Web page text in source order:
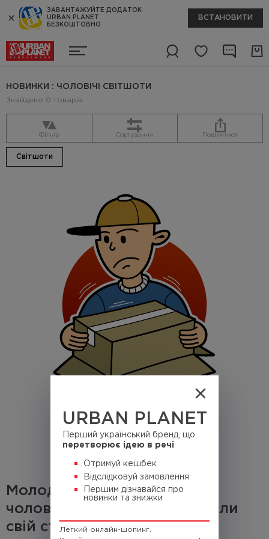
ЗАВАНТАЖУЙТЕ ДОДАТОК
URBAN PLANET
БЕЗКОШТОВНО
ВСТАНОВИТИ
URBAN PLANET
Перший український бренд, що
перетворює ідею в речі
Отримуй кешбек
Відслідковуй замовлення
Першим дізнавайся про
новинки та знижки
Легкий онлайн-шопинг.
НОВИНКИ : ЧОЛОВІЧІ СВІТШОТИ
Знайдено 0 товарів
Фільтр Сортування Поділитися
Світшоти
Молодіжні світшоти для
чоловіків, які вже сформували
свій стиль